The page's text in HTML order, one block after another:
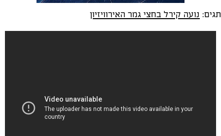
תגים: נועה קירל בחצי גמר האירוויזיון